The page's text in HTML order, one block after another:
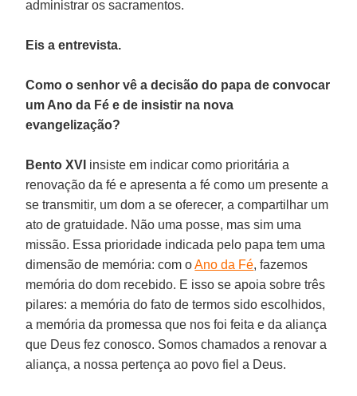
administrar os sacramentos.
Eis a entrevista.
Como o senhor vê a decisão do papa de convocar
um Ano da Fé e de insistir na nova
evangelização?
Bento XVI insiste em indicar como prioritária a
renovação da fé e apresenta a fé como um presente a
se transmitir, um dom a se oferecer, a compartilhar um
ato de gratuidade. Não uma posse, mas sim uma
missão. Essa prioridade indicada pelo papa tem uma
dimensão de memória: com oAno da Fé, fazemos
memória do dom recebido. E isso se apoia sobre três
pilares: a memória do fato de termos sido escolhidos,
a memória da promessa que nos foi feita e da aliança
que Deus fez conosco. Somos chamados a renovar a
aliança, a nossa pertença ao povo fiel a Deus.